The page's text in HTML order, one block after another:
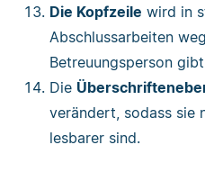
Die Kopfzeile wird in
Abschlussarbeiten
Betreuungsperson
Die
verändert, sodass sie
lesbarer sind.